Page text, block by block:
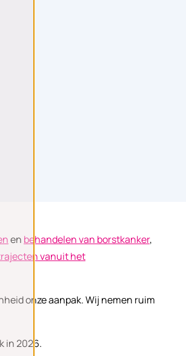
en behandelen van borstkanker,
vanuit het
onze aanpak. Wij nemen ruim
in 2026.